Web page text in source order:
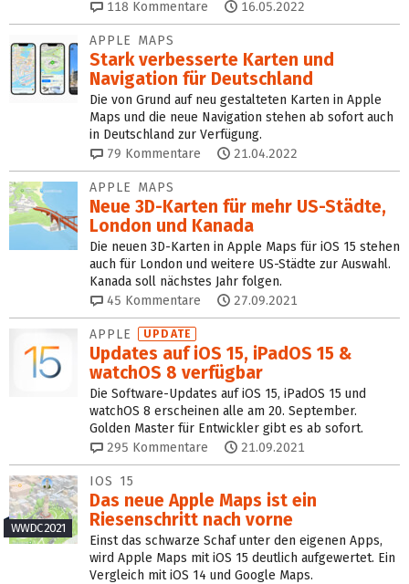
118 Kommentare 16.05.2022
APPLE MAPS
Stark verbesserte Karten und
Navigation für Deutschland
Die von Grund auf neu gestalteten Karten in Apple
Maps und die neue Navigation stehen ab sofort auch
in Deutschland zur Verfügung.
79 Kommentare 21.04.2022
APPLE MAPS
Neue 3D-Karten für mehr US-Städte,
London und Kanada
Die neuen 3D-Karten in Apple Maps für iOS 15 stehen
auch für London und weitere US-Städte zur Auswahl.
Kanada soll nächstes Jahr folgen.
45 Kommentare 27.09.2021
APPLE UPDATE
Updates auf iOS 15, iPadOS 15 &
watchOS 8 verfügbar
Die Software-Updates auf iOS 15, iPadOS 15 und
watchOS 8 erscheinen alle am 20. September.
Golden Master für Entwickler gibt es ab sofort.
295 Kommentare 21.09.2021
WWDC 2021
IOS 15
Das neue Apple Maps ist ein
Riesenschritt nach vorne
Einst das schwarze Schaf unter den eigenen Apps,
wird Apple Maps mit iOS 15 deutlich aufgewertet. Ein
Vergleich mit iOS 14 und Google Maps.